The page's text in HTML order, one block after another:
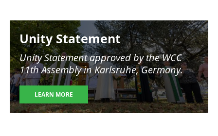
Image
Unity Statement
Unity Statement approved by the WCC
11th Assembly in Karlsruhe, Germany.
LEARN MORE